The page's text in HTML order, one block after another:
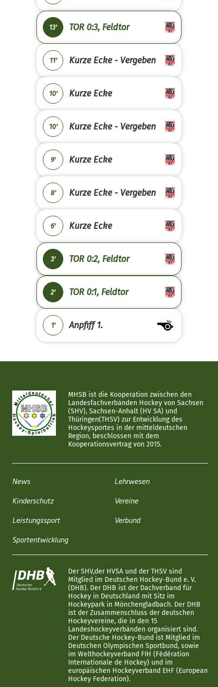
13' TOR 0:3, Feldtor
11' Kurze Ecke - Vergeben
10' Kurze Ecke
10' Kurze Ecke - Vergeben
9' Kurze Ecke
8' Kurze Ecke - Vergeben
6' Kurze Ecke
3' TOR 0:2, Feldtor
2' TOR 0:1, Feldtor
1' Anpfiff 1.
MHSB ist die Kooperation zwischen den
Landesfachverbänden Hockey von Sachsen
(SHV), Sachsen-Anhalt (HV SA) und
Thüringen(THSV) zur Entwicklung des
Hockeysportes in der mitteldeutschen
Region, beschlossen mit dem
Kooperationsvertrag von 2015.
News
Kinderschutz
Leistungssport
Sportentwicklung
Lehrwesen
Vereine
Verbund
Der SHV,der HVSA und der THSV sind
Mitglied im Deutschen Hockey-Bund e. V.
(DHB). Der DHB ist der Dachverband für
Hockey in Deutschland mit Sitz im
Hockeypark in Mönchengladbach. Der DHB
ist der Zusammenschluss der deutschen
Hockeyvereine, die in den 15
Landeshockeyverbänden organisiert sind.
Der Deutsche Hockey-Bund ist Mitglied im
Deutschen Olympischen Sportbund, sowie
im Welthockeyverband FIH (Fédération
Internationale de Hockey) und im
europäischen Hockeyverband EHF (European
Hockey Federation).